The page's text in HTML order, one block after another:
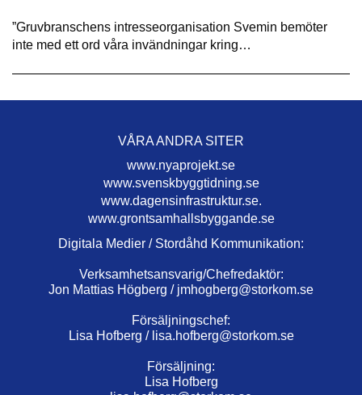
”Gruvbranschens intresseorganisation Svemin bemöter
inte med ett ord våra invändningar kring…
VÅRA ANDRA SITER
www.nyaprojekt.se
www.svenskbyggtidning.se
www.dagensinfrastruktur.se.
www.grontsamhallsbyggande.se
Digitala Medier / Stordåhd Kommunikation:
Verksamhetsansvarig/Chefredaktör:
Jon Mattias Högberg / jmhogberg@storkom.se
Försäljningschef:
Lisa Hofberg / lisa.hofberg@storkom.se
Försäljning:
Lisa Hofberg